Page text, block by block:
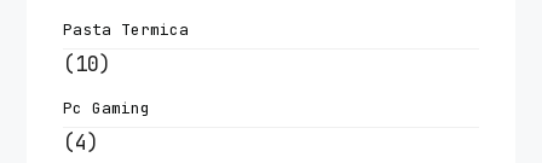
Pasta Termica
(10)
Pc Gaming
(4)